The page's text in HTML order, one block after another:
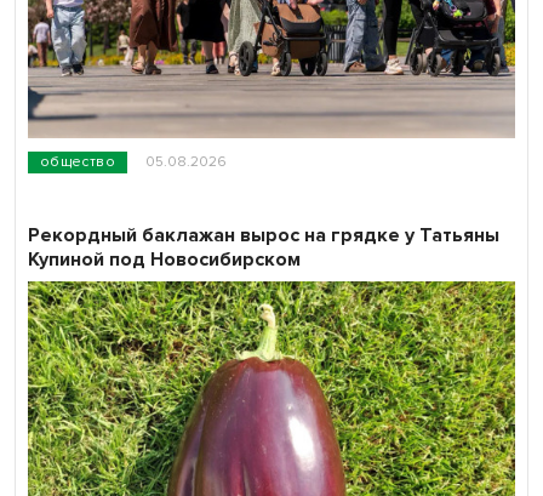
общество 05.08.2026
Рекордный баклажан вырос на грядке у Татьяны
Купиной под Новосибирском